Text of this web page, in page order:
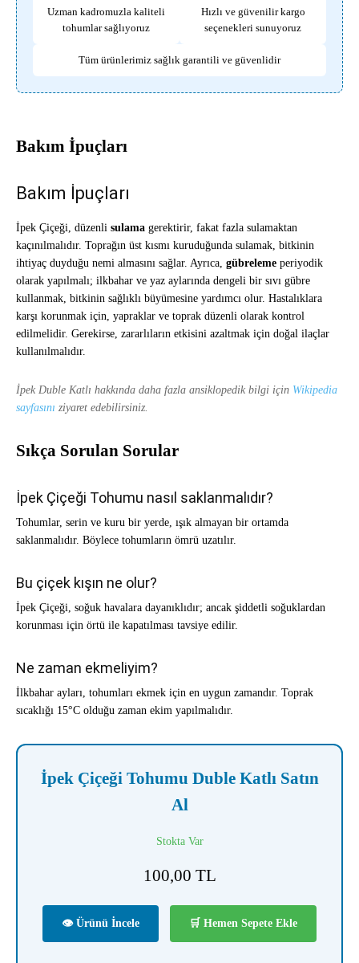
Uzman kadromuzla kaliteli
tohumlar sağlıyoruz
Hızlı ve güvenilir kargo
seçenekleri sunuyoruz
Tüm ürünlerimiz sağlık garantili ve güvenlidir
Bakım İpuçları
Bakım İpuçları
İpek Çiçeği, düzenli sulama gerektirir, fakat fazla sulamaktan
kaçınılmalıdır. Toprağın üst kısmı kuruduğunda sulamak, bitkinin
ihtiyaç duyduğu nemi almasını sağlar. Ayrıca, gübreleme periyodik
olarak yapılmalı; ilkbahar ve yaz aylarında dengeli bir sıvı gübre
kullanmak, bitkinin sağlıklı büyümesine yardımcı olur. Hastalıklara
karşı korunmak için, yapraklar ve toprak düzenli olarak kontrol
edilmelidir. Gerekirse, zararlıların etkisini azaltmak için doğal ilaçlar
kullanılmalıdır.
İpek Duble Katlı hakkında daha fazla ansiklopedik bilgi için Wikipedia
sayfasını ziyaret edebilirsiniz.
Sıkça Sorulan Sorular
İpek Çiçeği Tohumu nasıl saklanmalıdır?
Tohumlar, serin ve kuru bir yerde, ışık almayan bir ortamda
saklanmalıdır. Böylece tohumların ömrü uzatılır.
Bu çiçek kışın ne olur?
İpek Çiçeği, soğuk havalara dayanıklıdır; ancak şiddetli soğuklardan
korunması için örtü ile kapatılması tavsiye edilir.
Ne zaman ekmeliyim?
İlkbahar ayları, tohumları ekmek için en uygun zamandır. Toprak
sıcaklığı 15°C olduğu zaman ekim yapılmalıdır.
İpek Çiçeği Tohumu Duble Katlı Satın
Al
Stokta Var
100,00 TL
👁 Ürünü İncele 🛒 Hemen Sepete Ekle